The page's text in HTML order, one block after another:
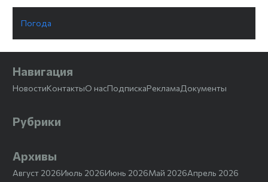
Погода
Навигация
НовостиКонтактыО насПодпискаРекламаДокументы
Рубрики
Архивы
Август 2026Июль 2026Июнь 2026Май 2026Апрель 2026